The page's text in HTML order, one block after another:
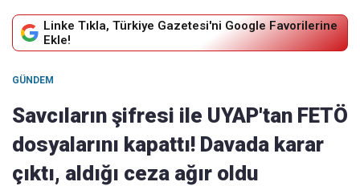
Linke Tıkla, Türkiye Gazetesi'ni Google Favorilerine
Ekle!
GÜNDEM
Savcıların şifresi ile UYAP'tan FETÖ
dosyalarını kapattı! Davada karar
çıktı, aldığı ceza ağır oldu